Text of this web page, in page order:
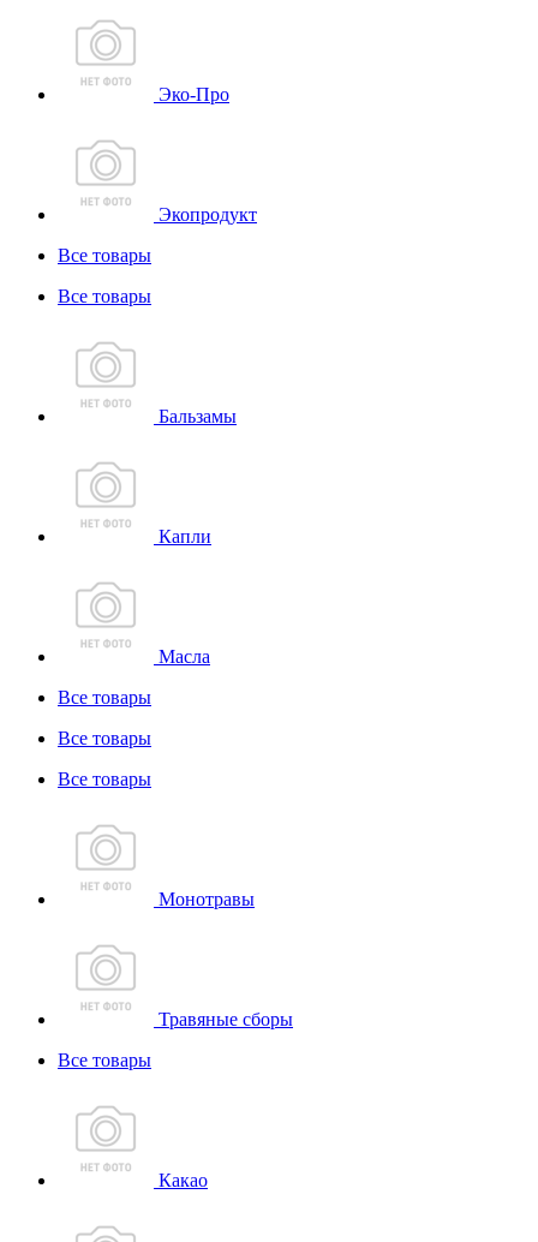
Эко-Про
Экопродукт
Все товары
Все товары
Бальзамы
Капли
Масла
Все товары
Все товары
Все товары
Монотравы
Травяные сборы
Все товары
Какао